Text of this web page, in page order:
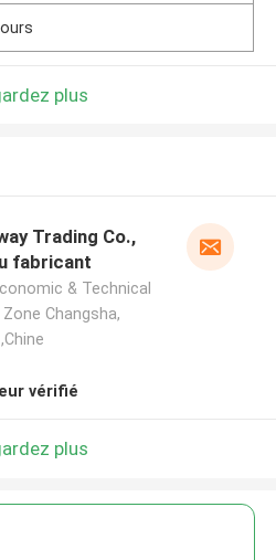
plus
Trading Co.,
fabricant
& Technical
Changsha,
vérifié
plus